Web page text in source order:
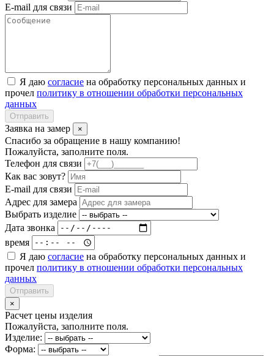
E-mail для связи
Я даю согласие на обработку персональных данных и
прочел политику в отношении обработки персональных
данных
Отправить
Заявка на замер ×
Спасибо за обращение в нашу компанию!
Пожалуйста, заполните поля.
Телефон для связи
Как вас зовут?
E-mail для связи
Адрес для замера
Выбрать изделие
Дата звонка
время
Я даю согласие на обработку персональных данных и
прочел политику в отношении обработки персональных
данных
Отправить
×
Расчет цены изделия
Пожалуйста, заполните поля.
Изделие:
Форма: